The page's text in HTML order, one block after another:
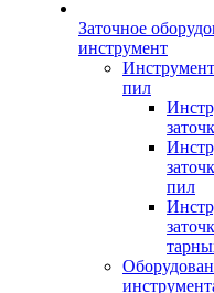
Заточное
инструмент
пил
пил